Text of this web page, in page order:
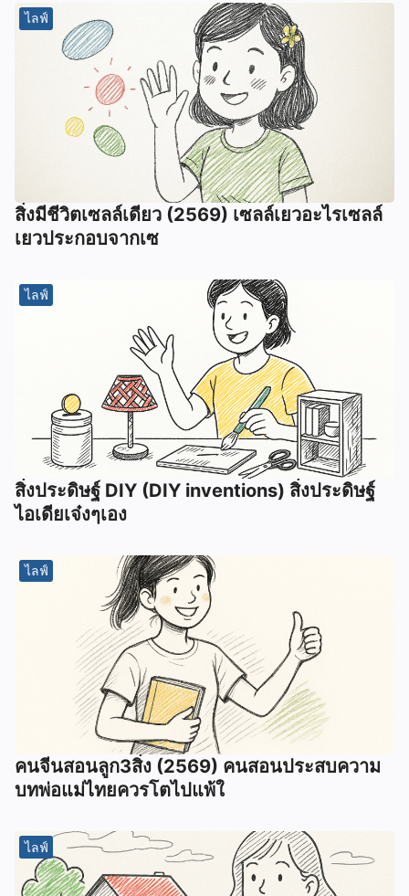
ไลฟ์
สิ่งมีชีวิตเซลล์เดียว (2569) เซลล์เยวอะไรเซลล์
เยวประกอบจากเซ
ไลฟ์
สิ่งประดิษฐ์ DIY (DIY inventions) สิ่งประดิษฐ์
ไอเดียเจ๋งๆเอง
ไลฟ์
คนจีนสอนลูก3สิ่ง (2569) คนสอนประสบความ
บทพ่อแม่ไทยควรโตไปแพ้ใ
ไลฟ์